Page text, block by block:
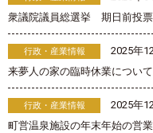
衆議院議員総選挙 期日前投
行政・産業情報
2025年
来夢人の家の臨時休業について
行政・産業情報
2025年
町営温泉施設の年末年始の営